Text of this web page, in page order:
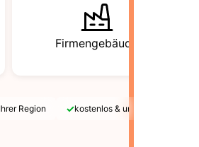
Firmengebäude
Region ✓kostenlos & unverbindlich